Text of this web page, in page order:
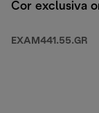
Cor exclusiva
EXAM441.55.GR